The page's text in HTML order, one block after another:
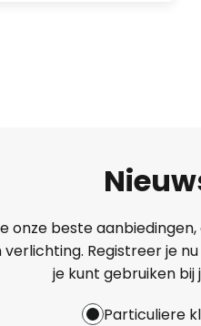
onze beste
Registreer je
je kunt gebruiken
Particuliere